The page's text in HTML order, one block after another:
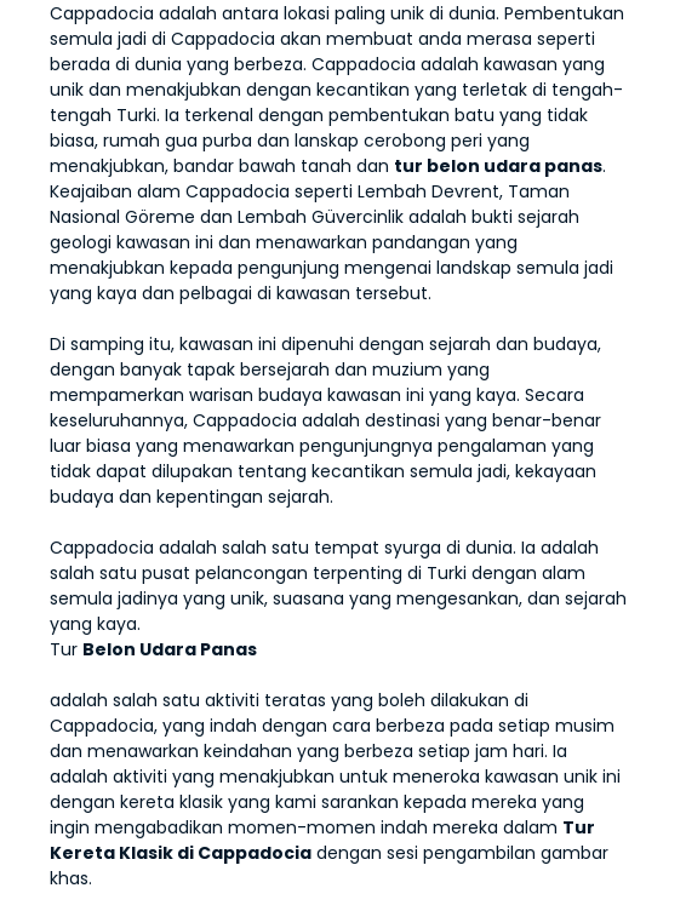
Cappadocia adalah antara lokasi paling unik di dunia. Pembentukan
semula jadi di Cappadocia akan membuat anda merasa seperti
berada di dunia yang berbeza. Cappadocia adalah kawasan yang
unik dan menakjubkan dengan kecantikan yang terletak di tengah-
tengah Turki. Ia terkenal dengan pembentukan batu yang tidak
biasa, rumah gua purba dan lanskap cerobong peri yang
menakjubkan, bandar bawah tanah dan tur belon udara panas.
Keajaiban alam Cappadocia seperti Lembah Devrent, Taman
Nasional Göreme dan Lembah Güvercinlik adalah bukti sejarah
geologi kawasan ini dan menawarkan pandangan yang
menakjubkan kepada pengunjung mengenai landskap semula jadi
yang kaya dan pelbagai di kawasan tersebut.
Di samping itu, kawasan ini dipenuhi dengan sejarah dan budaya,
dengan banyak tapak bersejarah dan muzium yang
mempamerkan warisan budaya kawasan ini yang kaya. Secara
keseluruhannya, Cappadocia adalah destinasi yang benar-benar
luar biasa yang menawarkan pengunjungnya pengalaman yang
tidak dapat dilupakan tentang kecantikan semula jadi, kekayaan
budaya dan kepentingan sejarah.
Cappadocia adalah salah satu tempat syurga di dunia. Ia adalah
salah satu pusat pelancongan terpenting di Turki dengan alam
semula jadinya yang unik, suasana yang mengesankan, dan sejarah
yang kaya.
Tur Belon Udara Panas
adalah salah satu aktiviti teratas yang boleh dilakukan di
Cappadocia, yang indah dengan cara berbeza pada setiap musim
dan menawarkan keindahan yang berbeza setiap jam hari. Ia
adalah aktiviti yang menakjubkan untuk meneroka kawasan unik ini
dengan kereta klasik yang kami sarankan kepada mereka yang
ingin mengabadikan momen-momen indah mereka dalam Tur
Kereta Klasik di Cappadocia dengan sesi pengambilan gambar
khas.